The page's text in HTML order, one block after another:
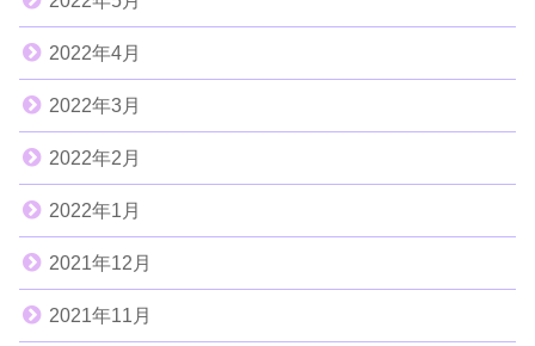
2022年4月
2022年3月
2022年2月
2022年1月
2021年12月
2021年11月